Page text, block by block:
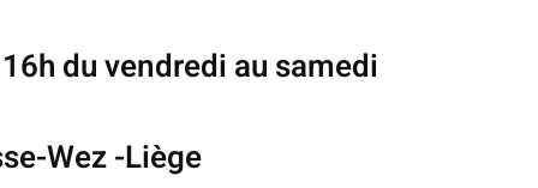
du vendredi au samedi
Wez -Liège